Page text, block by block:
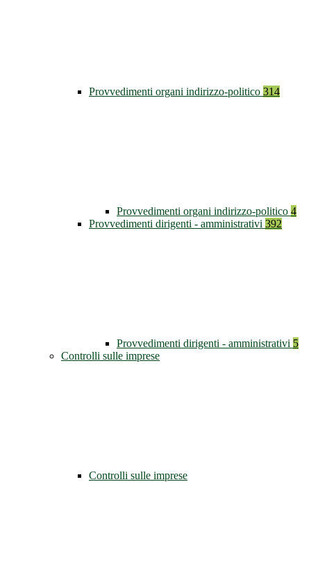
Provvedimenti organi indirizzo-politico 314
Provvedimenti organi indirizzo-politico 4
Provvedimenti dirigenti - amministrativi 392
Provvedimenti dirigenti - amministrativi 5
Controlli sulle imprese
Controlli sulle imprese